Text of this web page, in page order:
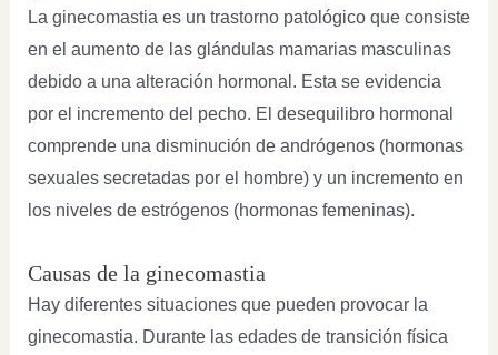
La ginecomastia es un trastorno patológico que consiste
en el aumento de las glándulas mamarias masculinas
debido a una alteración hormonal. Esta se evidencia
por el incremento del pecho. El desequilibro hormonal
comprende una disminución de andrógenos (hormonas
sexuales secretadas por el hombre) y un incremento en
los niveles de estrógenos (hormonas femeninas).
Causas de la ginecomastia
Hay diferentes situaciones que pueden provocar la
ginecomastia. Durante las edades de transición física